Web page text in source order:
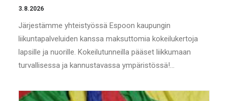
3.8.2026
Järjestämme yhteistyössä Espoon kaupungin
liikuntapalveluiden kanssa maksuttomia kokeilukertoja
lapsille ja nuorille. Kokeilutunneilla pääset liikkumaan
turvallisessa ja kannustavassa ympäristössä!…